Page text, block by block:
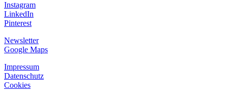
Instagram
LinkedIn
Pinterest
Newsletter
Google Maps
Impressum
Datenschutz
Cookies